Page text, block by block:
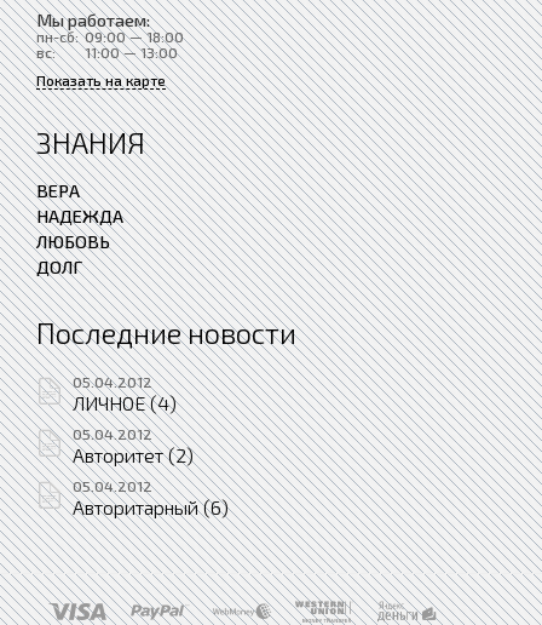
Мы работаем:
пн-сб: 09:00 — 18:00
вс:
11:00 — 13:00
Показать на карте
ЗНАНИЯ
ВЕРА
НАДЕЖДА
ЛЮБОВЬ
ДОЛГ
Последние новости
05.04.2012
ЛИЧНОЕ (4)
05.04.2012
Авторитет (2)
05.04.2012
Авторитарный (6)